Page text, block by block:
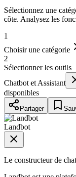
Sélectionnez une
côte. Analysez les
1
Choisir une catégorie
2
Sélectionner les outils
Chatbot et Assistant
disponibles
Partager
Landbot
Le constructeur de